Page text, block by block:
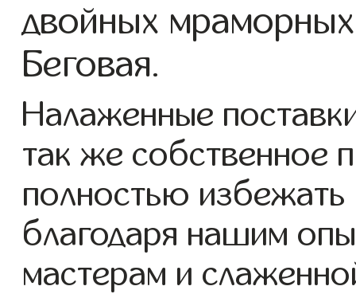
двойных
Беговая.
Налаженные
так же собственное
полностью
благодаря нашим
мастерам и